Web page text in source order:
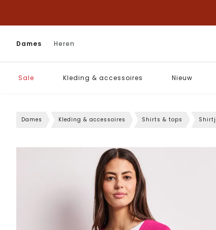
Dames Heren
Sale Kleding & accessoires Nieuw
Dames Kleding & accessoires Shirts & tops